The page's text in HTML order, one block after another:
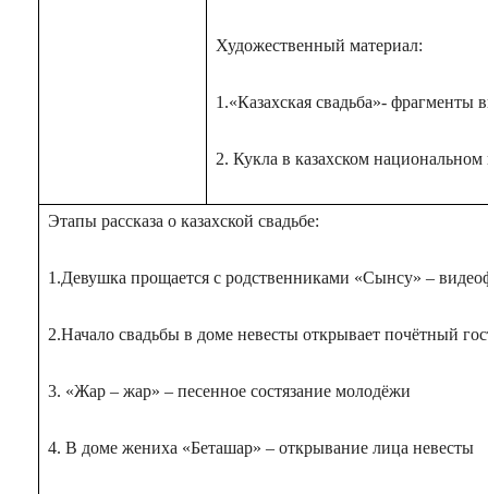
Художественный материал:
1.«Казахская свадьба»- фрагменты
2. Кукла в казахском национальном
Этапы рассказа о казахской свадьбе:
1.Девушка прощается с родственниками «Сынсу» –
2.Начало свадьбы в доме невесты открывает почётный
3. «Жар – жар» – песенное состязание молодёжи
4. В доме жениха «Беташар» – открывание лица невесты